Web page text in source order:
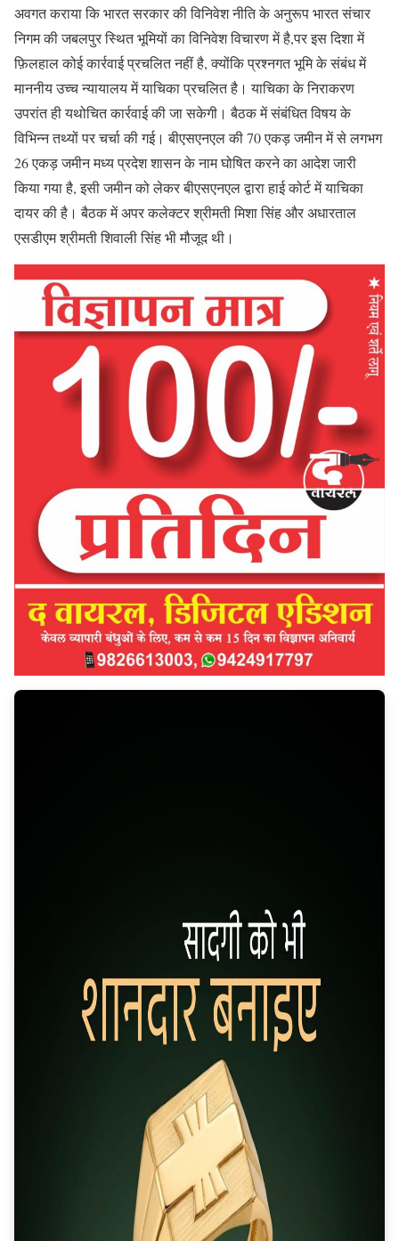
अवगत कराया कि भारत सरकार की विनिवेश नीति के अनुरूप भारत संचार
निगम की जबलपुर स्थित भूमियों का विनिवेश विचारण में है,पर इस दिशा में
फ़िलहाल कोई कार्रवाई प्रचलित नहीं है, क्योंकि प्रश्नगत भूमि के संबंध में
माननीय उच्च न्यायालय में याचिका प्रचलित है। याचिका के निराकरण
उपरांत ही यथोचित कार्रवाई की जा सकेगी। बैठक में संबंधित विषय के
विभिन्न तथ्यों पर चर्चा की गई। बीएसएनएल की 70 एकड़ जमीन में से लगभग
26 एकड़ जमीन मध्य प्रदेश शासन के नाम घोषित करने का आदेश जारी
किया गया है, इसी जमीन को लेकर बीएसएनएल द्वारा हाई कोर्ट में याचिका
दायर की है। बैठक में अपर कलेक्टर श्रीमती मिशा सिंह और अधारताल
एसडीएम श्रीमती शिवाली सिंह भी मौजूद थी।